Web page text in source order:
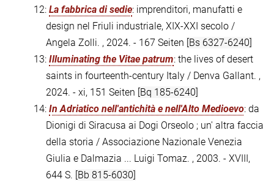
12: La fabbrica di sedie: imprenditori, manufatti e
design nel Friuli industriale, XIX-XXI secolo /
Angela Zolli. , 2024. - 167 Seiten [Bs 6327-6240]
13: Illuminating the Vitae patrum: the lives of desert
saints in fourteenth-century Italy / Denva Gallant. ,
2024. - xi, 151 Seiten [Bq 185-6240]
14: In Adriatico nell'antichità e nell'Alto Medioevo: da
Dionigi di Siracusa ai Dogi Orseolo ; un' altra faccia
della storia / Associazione Nazionale Venezia
Giulia e Dalmazia ... Luigi Tomaz. , 2003. - XVIII,
644 S. [Bb 815-6030]